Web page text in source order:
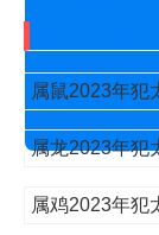
属鼠2023年犯
属龙2023年犯
属鸡2023年犯